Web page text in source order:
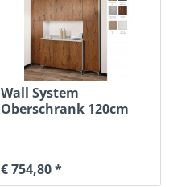
Wall System
Oberschrank 120cm
€ 754,80 *